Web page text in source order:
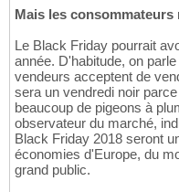
Mais les consommateurs
Le Black Friday pourrait
année. D'habitude, on
vendeurs acceptent de
sera un vendredi noir
beaucoup de pigeons à
observateur du marché,
Black Friday 2018 seront
économies d'Europe, du
grand public.